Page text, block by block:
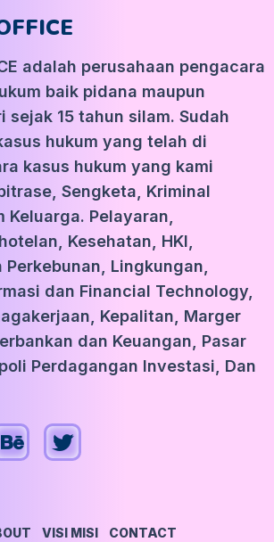
adalah perusahaan pengacara
baik pidana maupun
sejak 15 tahun silam. Sudah
hukum yang telah di
kasus hukum yang kami
Sengketa, Kriminal
Keluarga. Pelayaran,
Kesehatan, HKI,
Perkebunan, Lingkungan,
dan Financial Technology,
Kepalitan, Marger
dan Keuangan, Pasar
Perdagangan Investasi, Dan
VISI MISI
CONTACT